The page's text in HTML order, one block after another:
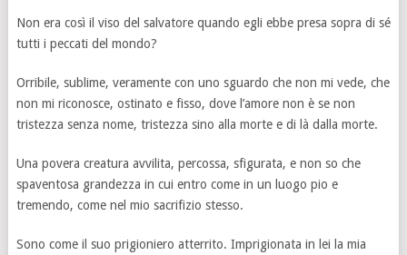
Non era così il viso del salvatore quando egli ebbe presa sopra di sé
tutti i peccati del mondo?
Orribile, sublime, veramente con uno sguardo che non mi vede, che
non mi riconosce, ostinato e fisso, dove l’amore non è se non
tristezza senza nome, tristezza sino alla morte e di là dalla morte.
Una povera creatura avvilita, percossa, sfigurata, e non so che
spaventosa grandezza in cui entro come in un luogo pio e
tremendo, come nel mio sacrifizio stesso.
Sono come il suo prigioniero atterrito. Imprigionata in lei la mia